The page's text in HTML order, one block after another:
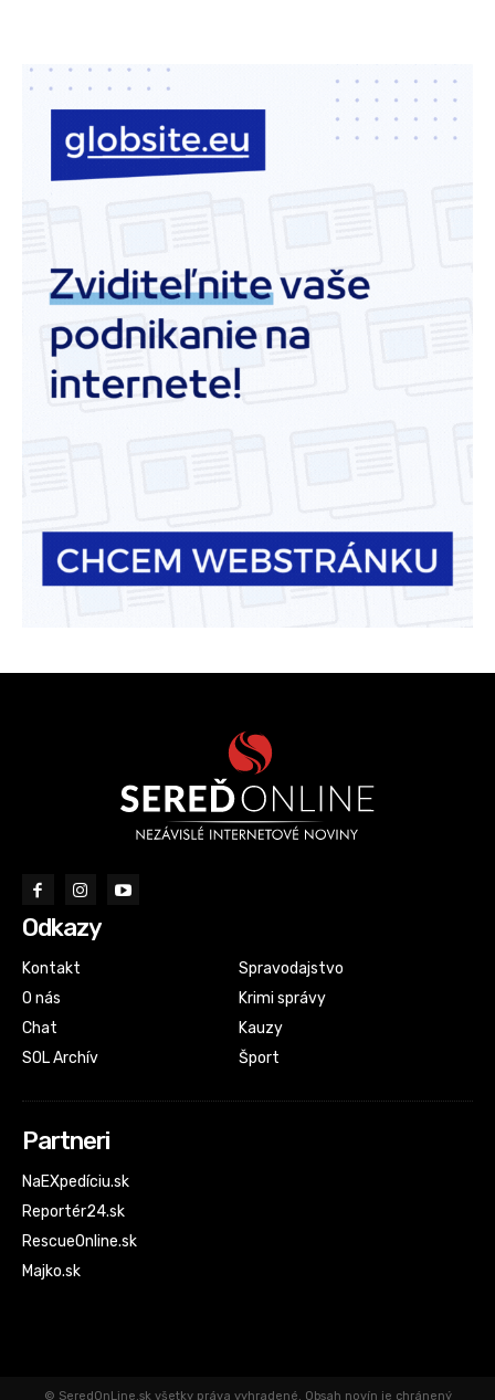
Odkazy
Kontakt
O nás
Chat
SOL Archív
Spravodajstvo
Krimi správy
Kauzy
Šport
Partneri
NaEXpedíciu.sk
Reportér24.sk
RescueOnline.sk
Majko.sk
© SeredOnLine.sk všetky práva vyhradené. Obsah novín je chránený